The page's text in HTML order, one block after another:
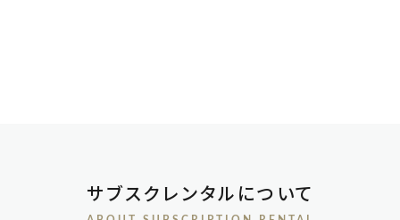
サブスクレンタルについて